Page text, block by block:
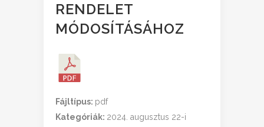
RENDELET
MÓDOSÍTÁSÁHOZ
Fájltípus: pdf
Kategóriák: 2024. augusztus 22-i